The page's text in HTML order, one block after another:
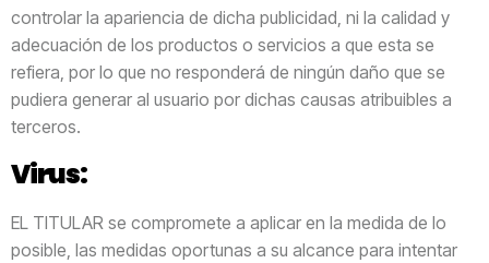
controlar la apariencia de dicha publicidad, ni la calidad y
adecuación de los productos o servicios a que esta se
refiera, por lo que no responderá de ningún daño que se
pudiera generar al usuario por dichas causas atribuibles a
terceros.
Virus:
EL TITULAR se compromete a aplicar en la medida de lo
posible, las medidas oportunas a su alcance para intentar